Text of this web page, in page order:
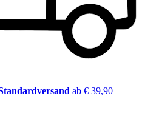
ab € 39,90